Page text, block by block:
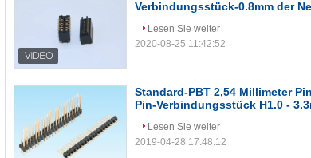
Verbindungsstück-0.8mm der
Lesen Sie weiter
2020-08-25 11:42:52
Standard-PBT 2,54 Millimeter
Pin-Verbindungsstück H1.0 -
Lesen Sie weiter
2019-04-28 17:48:12